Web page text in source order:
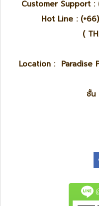
Customer Support :
Hot Line :
(
Location : Paradise
ชั้น